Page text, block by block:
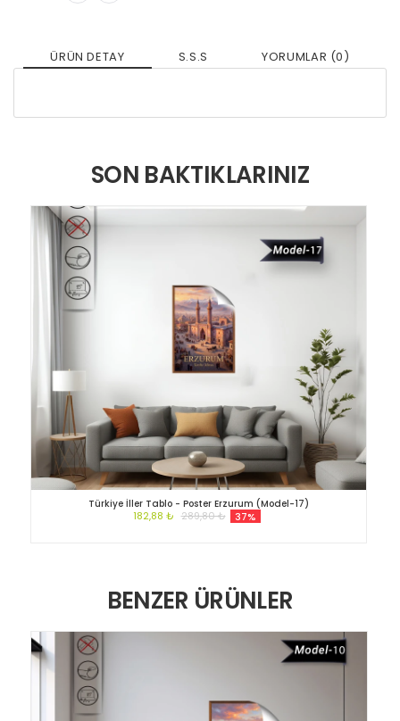
ÜRÜN DETAY S.S.S YORUMLAR (0)
SON BAKTIKLARINIZ
Türkiye İller Tablo - Poster Erzurum (Model-17)
182,88 ₺ 289,80 ₺ 37%
BENZER ÜRÜNLER